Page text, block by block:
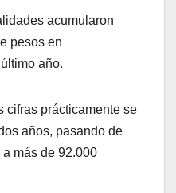
acumularon
pesos en
año.
cifras prácticamente se
años, pasando de
más de 92.000